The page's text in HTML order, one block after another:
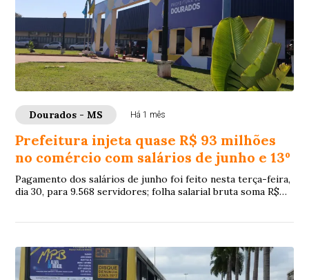
Dourados - MS Há 1 mês
Prefeitura injeta quase R$ 93 milhões
no comércio com salários de junho e 13º
Pagamento dos salários de junho foi feito nesta terça-feira,
dia 30, para 9.568 servidores; folha salarial bruta soma R$